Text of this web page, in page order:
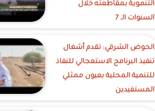
التنموية بمقاطعته خلال
السنوات الـ 7
الحوض الشرقي: تقدم أشغال
تنفيذ البرنامج الاستعجالي للنفاذ
للتنمية المحلية بعيون ممثلي
المستفيدين